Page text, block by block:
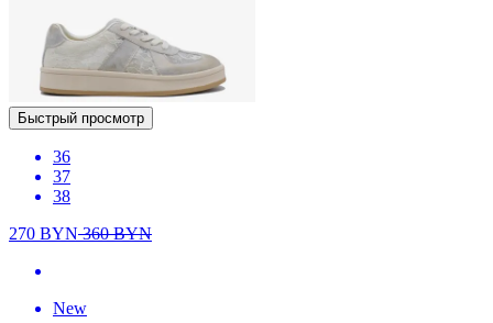
Быстрый просмотр
36
37
38
270 BYN360BYN
New